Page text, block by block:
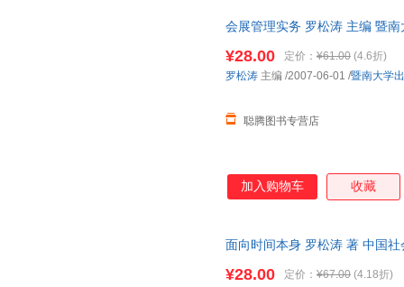
会展管理实务 罗松涛 主编 暨
¥28.00 定价： ¥61.00 (4.6折)
聪腾图书专营店
罗松涛 主编 /2007-06-01 /暨南大学
加入购物车 收藏
面向时间本身 罗松涛 著 中国
¥28.00 定价： ¥67.00 (4.18折)